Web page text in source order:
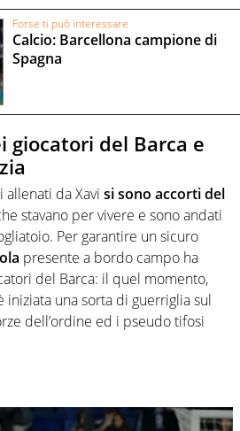
Forse ti può interessare
Calcio: Barcellona campione di
Spagna
giocatori del Barca e
allenati da Xavi si sono accorti del
stavano per vivere e sono andati
Per garantire un sicuro
presente a bordo campo ha
del Barca: il quel momento,
iniziata una sorta di guerriglia sul
dell’ordine ed i pseudo tifosi